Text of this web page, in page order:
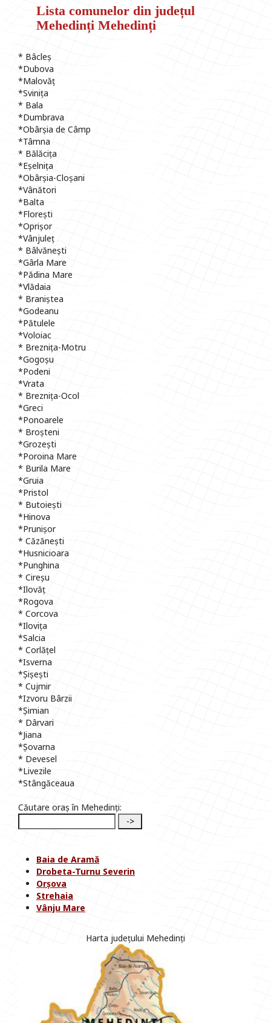
Lista comunelor din județul
Mehedinți Mehedinți
* Bâcleș
*Dubova
*Malovăț
*Svinița
* Bala
*Dumbrava
*Obârșia de Câmp
*Tâmna
* Bălăcița
*Eșelnița
*Obârșia-Cloșani
*Vânători
*Balta
*Florești
*Oprișor
*Vânjuleț
* Bâlvănești
*Gârla Mare
*Pădina Mare
*Vlădaia
* Braniștea
*Godeanu
*Pătulele
*Voloiac
* Breznița-Motru
*Gogoșu
*Podeni
*Vrata
* Breznița-Ocol
*Greci
*Ponoarele
* Broșteni
*Grozești
*Poroina Mare
* Burila Mare
*Gruia
*Pristol
* Butoiești
*Hinova
*Prunișor
* Căzănești
*Husnicioara
*Punghina
* Cireșu
*Ilovăț
*Rogova
* Corcova
*Ilovița
*Salcia
* Corlățel
*Isverna
*Șișești
* Cujmir
*Izvoru Bârzii
*Șimian
* Dârvari
*Jiana
*Șovarna
* Devesel
*Livezile
*Stângăceaua
Căutare oraș în Mehedinți:
Baia de Aramă
Drobeta-Turnu Severin
Orșova
Strehaia
Vânju Mare
Harta județului Mehedinți